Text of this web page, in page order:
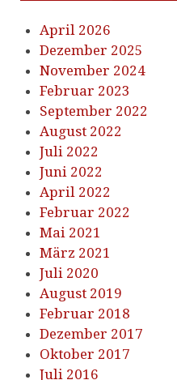
April 2026
Dezember 2025
November 2024
Februar 2023
September 2022
August 2022
Juli 2022
Juni 2022
April 2022
Februar 2022
Mai 2021
März 2021
Juli 2020
August 2019
Februar 2018
Dezember 2017
Oktober 2017
Juli 2016